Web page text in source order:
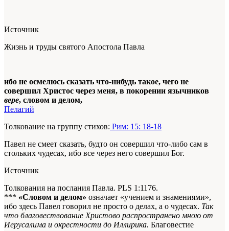
Источник
Жизнь и труды святого Апостола Павла
ибо не осмелюсь сказать что-нибудь такое, чего не
совершил Христос через меня, в покорении язычников
вере, словом и делом,
Пелагий
Толкование на группу стихов: Рим: 15: 18-18
Павел не смеет сказать, будто он совершил что-либо сам в
стольких чудесах, ибо все через него совершил Бог.
Источник
Толкования на послания Павла. PLS 1:1176.
*** «Словом и делом» означает «учением и знамениями»,
ибо здесь Павел говорил не просто о делах, а о чудесах. Так
что благовествование Христово распространено мною от
Иерусалима и окрестности до Иллирика. Благовестие